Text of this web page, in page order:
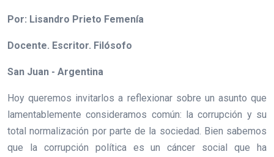
Por: Lisandro Prieto Femenía
Docente. Escritor. Filósofo
San Juan - Argentina
Hoy queremos invitarlos a reflexionar sobre un asunto que
lamentablemente consideramos común: la corrupción y su
total normalización por parte de la sociedad. Bien sabemos
que la corrupción política es un cáncer social que ha